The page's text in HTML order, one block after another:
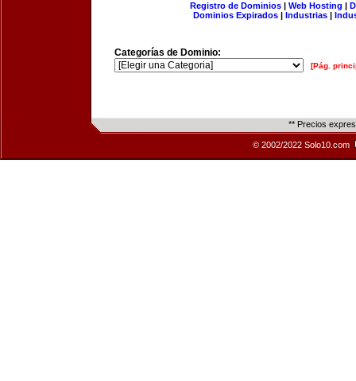
Registro de Dominios| Web Hosting |
Dominios Expirados | Industrias |
Categorías de Dominio:
[Pág.
** Precios
© 2002/2022 Solo10.com